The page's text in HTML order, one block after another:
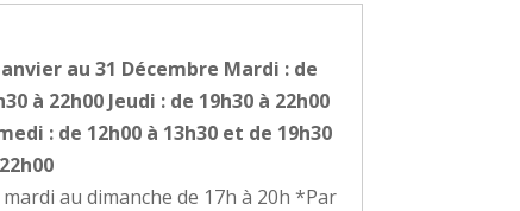
au 31 Décembre Mardi : de
à 22h00 Jeudi : de 19h30 à 22h00
: de 12h00 à 13h30 et de 19h30
au dimanche de 17h à 20h *Par